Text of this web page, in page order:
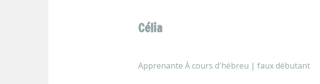
Célia
Apprenante À cours d'hébreu | faux débutant